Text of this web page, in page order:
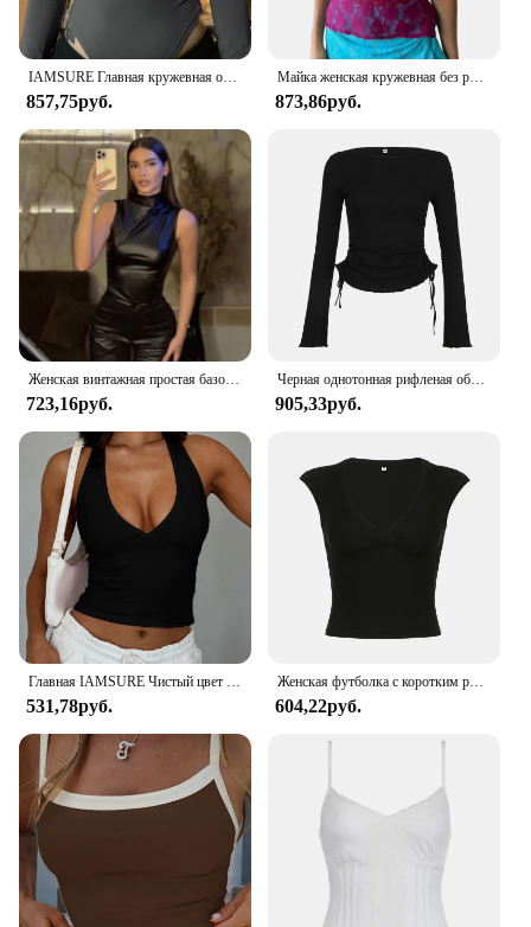
IAMSURE Главная кружевная обивка комбинезон Женские комбинезоны Женские комбинезоны Осень - зима 2024
857,75руб.
Майка женская кружевная без рукавов, Базовая Универсальная пикантная Облегающая рубашка с разрезом, с цветочным принтом, с V-образным вырезом, летняя уличная одежда, черный цвет
873,86руб.
Женская винтажная простая базовая майка Y2K из искусственной кожи с высокой талией, узкие топы без рукавов с разрезом, универсальные благородные рубашки
723,16руб.
Черная однотонная рифленая облегающая женская футболка с длинным рукавом и круглым вырезом, шикарная модная элегантная простая футболка со шнуровкой
905,33руб.
Главная IAMSURE Чистый цвет с обнаженной спиной блузка Halter Сексуальный ремонт глубокий V - воротник жилет без рукавов Женщина в летней моде 2024
531,78руб.
Женская футболка с коротким рукавом и V-образным вырезом
604,22руб.